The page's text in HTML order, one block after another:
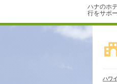
ハナのホ
行をサポ
ハワ